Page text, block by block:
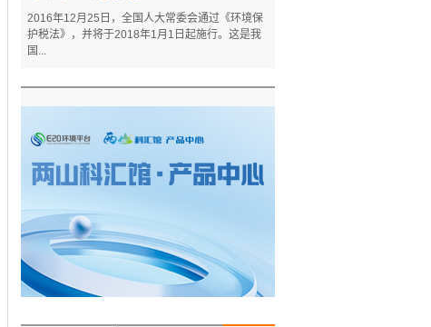
2016年12月25日，全国人大常委会通过《环境保
护税法》，并将于2018年1月1日起施行。这是我
国...